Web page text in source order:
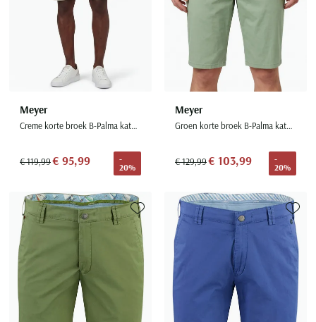
Meyer
Creme korte broek B-Palma katoen
€ 119,99€ 95,99
-
20%
Meyer
Groen korte broek B-Palma katoen
€ 129,99€ 103,99
-
20%
Toevoegen aan favorieten